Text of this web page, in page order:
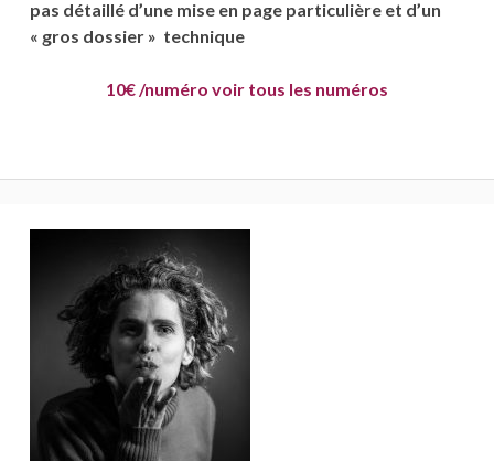
pas détaillé d’une mise en page particulière et d’un
« gros dossier » technique
10€ /numéro voir tous les numéros
latérale
principale